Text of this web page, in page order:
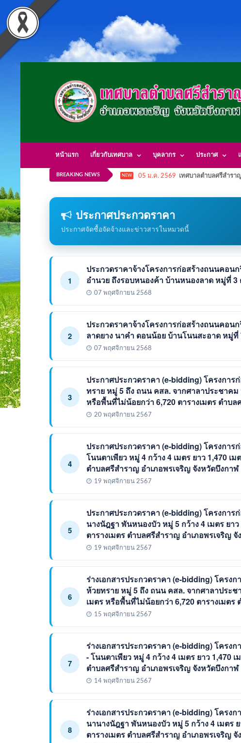
หน้าแรก เกี่ยวกับเทศบาล บุคลากร ประกาศ
BREAKING NEWS NEW 05 ม.ค. 2569 เทศบาลตำบลศรีสำรา
ประกาศประกวดราคา
ประกาศจัดซื้อจัดจ้างและข่าวสารในหมวดนี้
1
ประกวดราคาจ้างโครงการก่อสร้างถนนคอน
อำนวย ถึงรอบหนองค้า บ้านหนองลาด หมู่ที่
07 พฤศจิกายน 2568
2
ประกวดราคาจ้างโครงการก่อสร้างถนนคอน
ลาดยาง นาคำ ดอนน้อย บ้านโนนสะอาด หมู่
07 พฤศจิกายน 2568
3
ประกาศประกวดราคา (e-bidding) โครงกา
ทราย หมู่ 5 ถึง ถนน คสล. จากศาลาประชาคม
หรือพื้นที่ไม่น้อยกว่า 6,720 ตารางเมตร ตำบ
20 พฤศจิกายน 2567
4
ประกาศประกวดราคา (e-bidding) โครงกา
โนนตาเพียว หมู่ 4 กว้าง 4 เมตร ยาว 1,470 เ
ตำบลศรีสำราญ อำเภอพรเจริญ จังหวัดบึงกาฬ
19 พฤศจิกายน 2567
5
ประกาศประกวดราคา (e-bidding) โครงกา
นางนัฎฐา พันหนองบัว หมู่ 5 กว้าง 4 เมตร ยา
ตารางเมตร ตำบลศรีสำราญ อำเภอพรเจริญ
19 พฤศจิกายน 2567
6
ร่างเอกสารประกวดราคา (e-bidding) โครง
ห้วยทราย หมู่ 5 ถึง ถนน คสล. จากศาลาประช
เมตร หรือพื้นที่ไม่น้อยกว่า 6,720 ตารางเมตร
15 พฤศจิกายน 2567
7
ร่างเอกสารประกวดราคา (e-bidding) โครง
- โนนตาเพียว หมู่ 4 กว้าง 4 เมตร ยาว 1,470
ตำบลศรีสำราญ อำเภอพรเจริญ จังหวัดบึงกาฬ
14 พฤศจิกายน 2567
8
ร่างเอกสารประกวดราคา (e-bidding) โคร
นานางนัฎฐา พันหนองบัว หมู่ 5 กว้าง 4 เมตร
ตารางเมตร ตำบลศรีสำราญ อำเภอพรเจริญ จั